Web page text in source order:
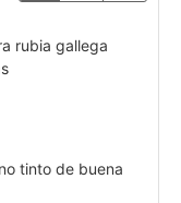
rubia gallega
tinto de buena